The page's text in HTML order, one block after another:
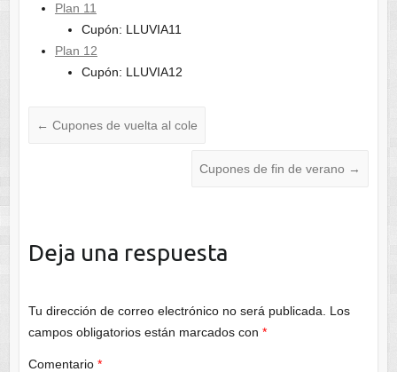
Plan 11
Cupón: LLUVIA11
Plan 12
Cupón: LLUVIA12
← Cupones de vuelta al cole
Cupones de fin de verano →
Deja una respuesta
Tu dirección de correo electrónico no será publicada. Los
campos obligatorios están marcados con *
Comentario *